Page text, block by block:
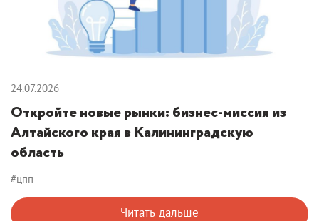
24.07.2026
Откройте новые рынки: бизнес-миссия из
Алтайского края в Калининградскую
область
#цпп
Читать дальше